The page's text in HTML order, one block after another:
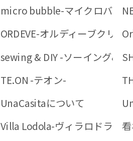
micro bubble-マイクロバブ
ORDEVE-オルディーブクリス
sewing & DIY -ソーイング
TE.ON -テオン-
UnaCasitaについて
Villa Lodola-ヴィラロドラオー